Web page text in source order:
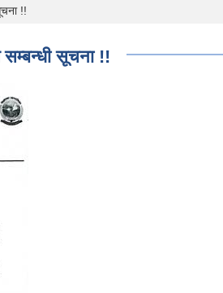
!!
सम्बन्धी सूचना !!